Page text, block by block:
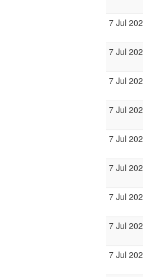
7 Jul
7 Jul
7 Jul
7 Jul
7 Jul
7 Jul
7 Jul
7 Jul
7 Jul